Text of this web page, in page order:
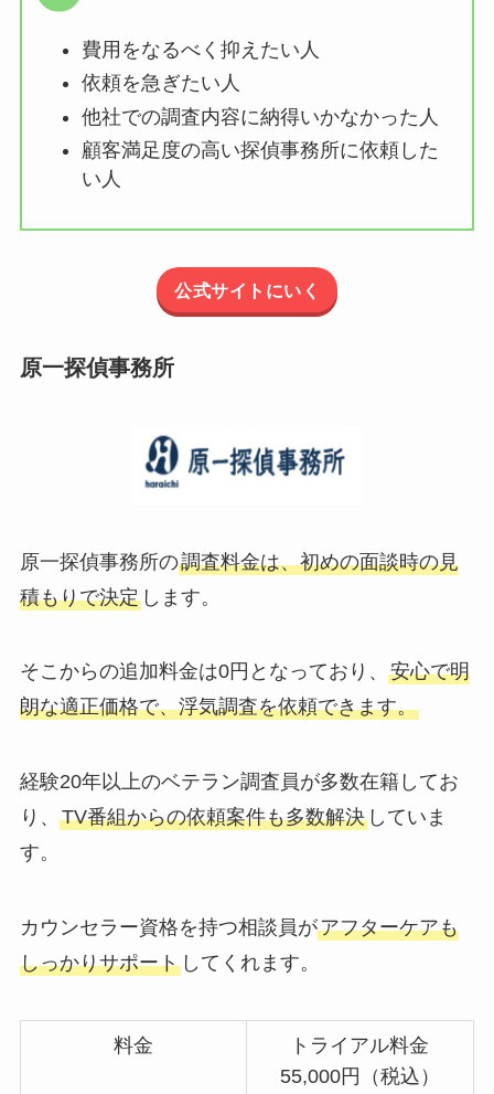
費用をなるべく抑えたい人
依頼を急ぎたい人
他社での調査内容に納得いかなかった人
顧客満足度の高い探偵事務所に依頼した
い人
公式サイトにいく
原一探偵事務所
原一探偵事務所の調査料金は、初めの面談時の見
積もりで決定します。
そこからの追加料金は0円となっており、 安心で明
朗な適正価格で、浮気調査を依頼できます。
経験20年以上のベテラン調査員が多数在籍してお
り、 TV番組からの依頼案件も多数解決していま
す。
カウンセラー資格を持つ相談員がアフターケアも
しっかりサポートしてくれます。
料金
トライアル料金
55,000円（税込）